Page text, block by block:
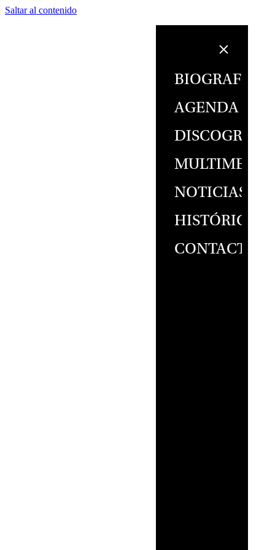
Saltar al contenido
BIOGRAFÍA
AGENDA
MULTIMEDIA
NOTICIAS
HISTÓRICO
CONTACTO